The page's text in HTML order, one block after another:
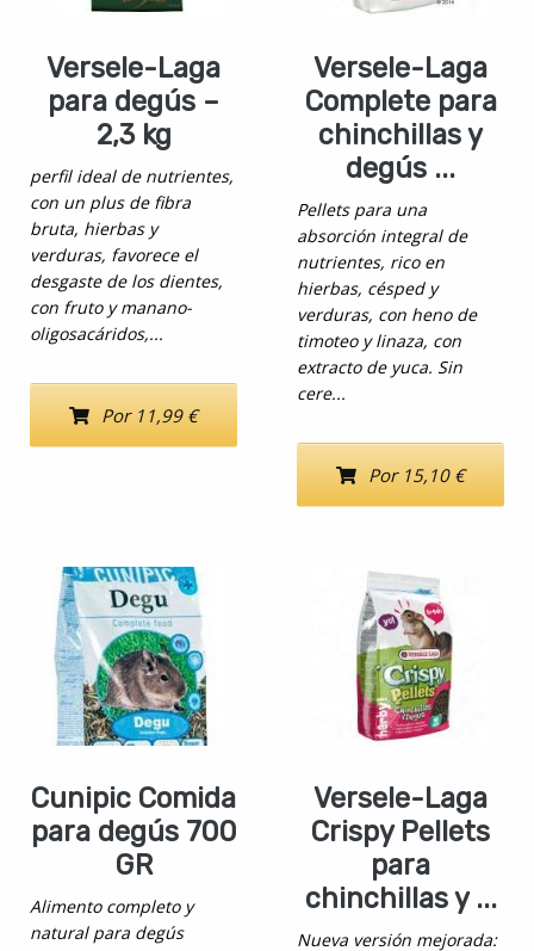
Versele-Laga
para degús –
2,3 kg
perfil ideal de nutrientes,
con un plus de fibra
bruta, hierbas y
verduras, favorece el
desgaste de los dientes,
con fruto y manano-
oligosacáridos,...
Por 11,99 €
Versele-Laga
Complete para
chinchillas y
degús ...
Pellets para una
absorción integral de
nutrientes, rico en
hierbas, césped y
verduras, con heno de
timoteo y linaza, con
extracto de yuca. Sin
cere...
Por 15,10 €
Cunipic Comida
para degús 700
GR
Alimento completo y
natural para degús
Versele-Laga
Crispy Pellets
para
chinchillas y ...
Nueva versión mejorada: